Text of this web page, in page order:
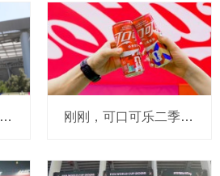
借势世界杯，蒙牛冰品切入北美市场，抢占百亿冰淇淋高地 刚刚，可口可乐二季报揭晓：包括中国在内亚太单箱销量增长8%，CEO说中国消费更精挑细选了，还总结世界杯经验